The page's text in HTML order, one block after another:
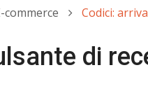
commerce Codici:
di